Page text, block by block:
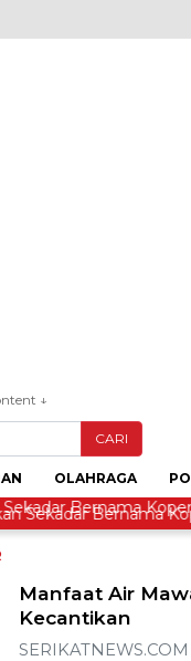
↓
CARI
OLAHRAGA
Bernama
Manfaat Air
Kecantikan